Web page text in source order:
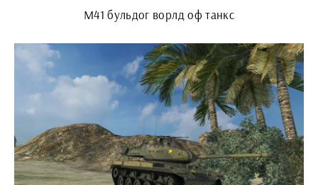
М41 бульдог ворлд оф танкс